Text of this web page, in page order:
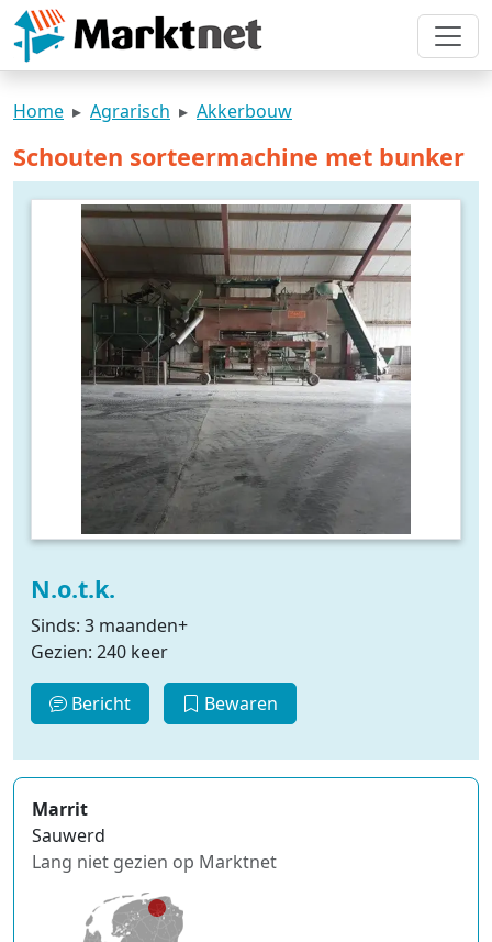
Home Agrarisch Akkerbouw
Schouten sorteermachine met bunker
N.o.t.k.
Sinds: 3 maanden+
Gezien: 240 keer
Bericht Bewaren
Marrit
Sauwerd
Lang niet gezien op Marktnet